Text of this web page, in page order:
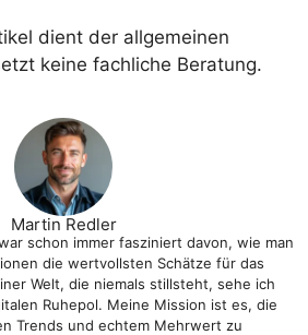
dient der allgemeinen
keine fachliche Beratung.
Martin Redler
schon immer fasziniert davon, wie man
die wertvollsten Schätze für das
Welt, die niemals stillsteht, sehe ich
Ruhepol. Meine Mission ist es, die
Trends und echtem Mehrwert zu